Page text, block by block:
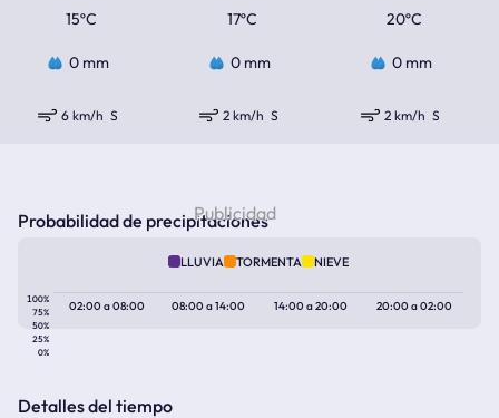
15ºC 17ºC 20ºC
0 mm 0 mm 0 mm
6 km/h S 2 km/h S 2 km/h S
Probabilidad de precipitaciones
LLUVIA TORMENTA NIEVE
100%
75%
50%
25%
0%
02:00a08:00 08:00a14:00 14:00a20:00 20:00a02:00
Detalles del tiempo